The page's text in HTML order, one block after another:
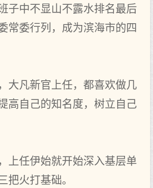
子中不显山不露水排名最后
常委行列，成为滨海市的四
凡新官上任，都喜欢做几
高自己的知名度，树立自己
任伊始就开始深入基层单
把火打基础。